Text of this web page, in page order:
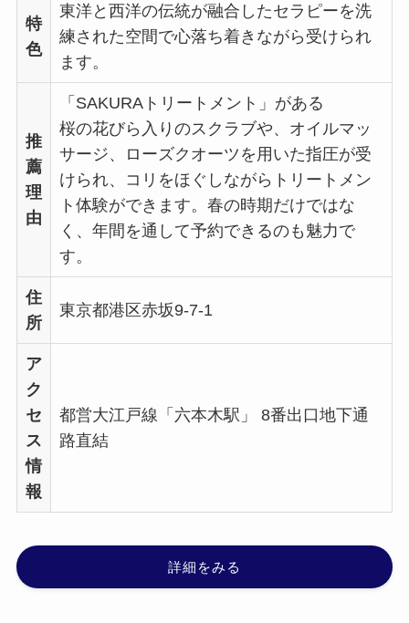
特
色
東洋と西洋の伝統が融合したセラピーを洗
練された空間で心落ち着きながら受けられ
ます。
推
薦
理
由
「SAKURAトリートメント」がある
桜の花びら入りのスクラブや、オイルマッ
サージ、ローズクオーツを用いた指圧が受
けられ、コリをほぐしながらトリートメン
ト体験ができます。春の時期だけではな
く、年間を通して予約できるのも魅力で
す。
住
所
東京都港区赤坂9-7-1
ア
ク
セ
ス
情
報
都営大江戸線「六本木駅」 8番出口地下通
路直結
詳細をみる